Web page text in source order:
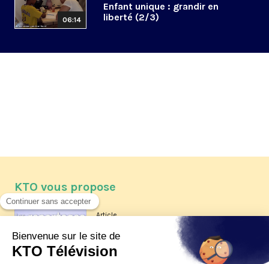
06:14
Enfant unique : grandir en
liberté (2/3)
KTO vous propose
Article
Les reportages d'été 2026 de KTO